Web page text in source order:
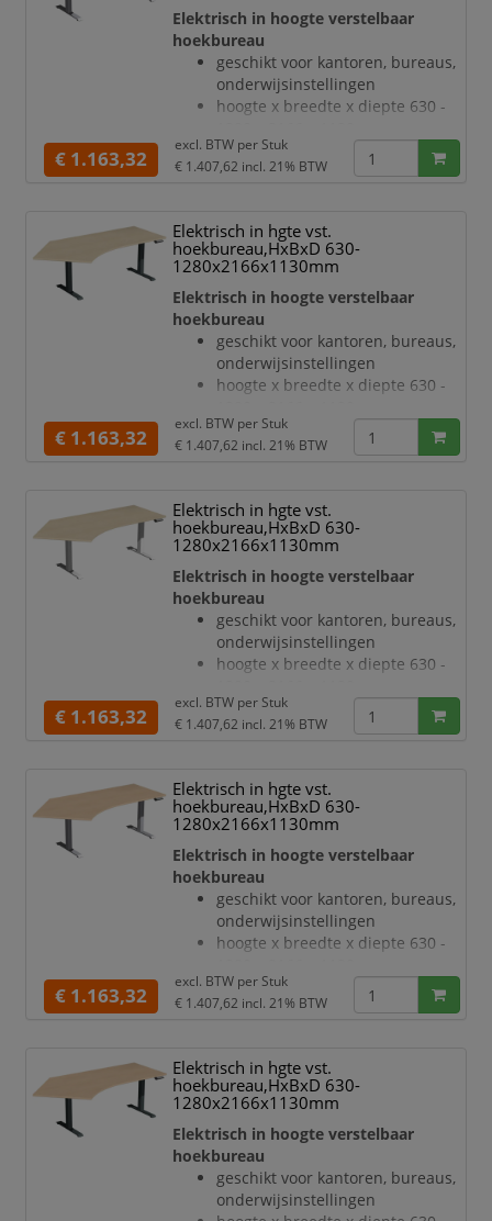
geluidsniveau van 42 dB
T-voetonderstel van staal met
slag- en krasvaste poedercoating
in wit
hoogteverstelling via 2
elektromotoren
hefsnelheid 30 mm/s
rand ABS
Elektrisch in hoogte verstelbaar
hoekbureau
geschikt voor kantoren, bureaus,
onderwijsinstellingen
hoogte x breedte x diepte 630 -
blad van hout met
onderhoudsvriendelijke
bladdikte 25 mm
draagvermogen 120 kg
geluidsniveau van 42 dB
T-voetonderstel van staal met
slag- en krasvaste poedercoating
in zilverkleurig
hoogteverstelling via 2
elektromotoren
Botsingbescherming
he
€ 1.163,32
excl. BTW per Stuk
€ 1.407,62 incl. 21% BTW
Elektrisch in hgte vst.
hoekbureau,HxBxD 630-
1280x2166x1130mm
Elektrisch in hoogte verstelbaar
hoekbureau
geschikt voor kantoren, bureaus,
onderwijsinstellingen
hoogte x breedte x diepte 630 -
blad van hout met
onderhoudsvriendelijke
bladdikte 25 mm
draagvermogen 120 kg
geluidsniveau van 42 dB
T-voetonderstel van staal met
slag- en krasvaste poedercoating
in antraciet
hoogteverstelling via 2
elektromotoren
Botsingbescherming
hefsne
€ 1.163,32
excl. BTW per Stuk
€ 1.407,62 incl. 21% BTW
Elektrisch in hgte vst.
hoekbureau,HxBxD 630-
1280x2166x1130mm
Elektrisch in hoogte verstelbaar
hoekbureau
geschikt voor kantoren, bureaus,
onderwijsinstellingen
hoogte x breedte x diepte 630 -
blad van hout met
onderhoudsvriendelijke
bladdikte 25 mm
draagvermogen 120 kg
geluidsniveau van 42 dB
T-voetonderstel van staal met
slag- en krasvaste poedercoating
in wit
hoogteverstelling via 2
elektromotoren
Botsingbescherming
hefsnelheid
€ 1.163,32
excl. BTW per Stuk
€ 1.407,62 incl. 21% BTW
Elektrisch in hgte vst.
hoekbureau,HxBxD 630-
1280x2166x1130mm
Elektrisch in hoogte verstelbaar
hoekbureau
geschikt voor kantoren, bureaus,
onderwijsinstellingen
hoogte x breedte x diepte 630 -
blad van hout met
onderhoudsvriendelijke
bladdikte 25 mm
draagvermogen 120 kg
geluidsniveau van 42 dB
T-voetonderstel van staal met
slag- en krasvaste poedercoating
in zilverkleurig
€ 1.163,32
excl. BTW per Stuk
€ 1.407,62 incl. 21% BTW
Elektrisch in hgte vst.
hoekbureau,HxBxD 630-
1280x2166x1130mm
Elektrisch in hoogte verstelbaar
hoekbureau
geschikt voor kantoren, bureaus,
onderwijsinstellingen